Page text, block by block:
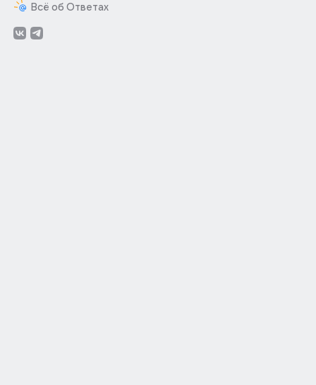
Всё об Ответах